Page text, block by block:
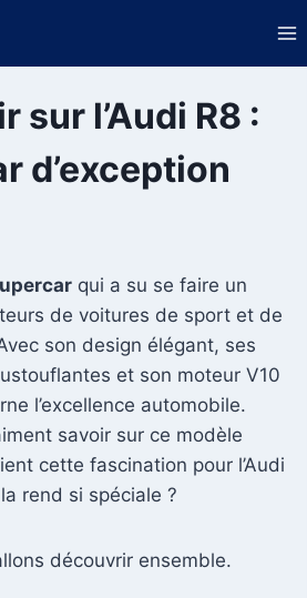
sur l’Audi R8 :
d’exception
qui a su se faire un
de voitures de sport et de
son design élégant, ses
et son moteur V10
l’excellence automobile.
savoir sur ce modèle
cette fascination pour l’Audi
rend si spéciale ?
découvrir ensemble.